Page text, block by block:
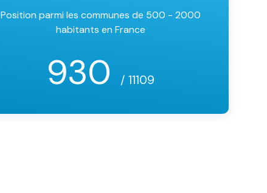
Position parmi les communes de 500 - 2000
habitants en France
930 / 11109